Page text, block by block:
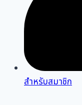
สำหรับสมาชิก